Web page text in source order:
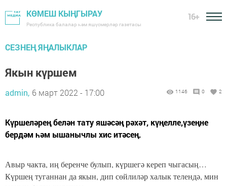
КӨМЕШ КЫҢГЫРАУ
Республика балалар һәм яшүсмерләр газетасы
16+
СЕЗНЕҢ ЯҢАЛЫКЛАР
Якын күршем
admin, 6 март 2022 - 17:00 1146 0 2
Күршеләрең белән тату яшәсәң рәхәт, күңелле,үзеңне
бердәм һәм ышанычлы хис итәсең.
Авыр чакта, иң беренче булып, күршегә кереп чыгасың…
Күршең туганнан да якын, дип сөйлиләр халык телендә, мин